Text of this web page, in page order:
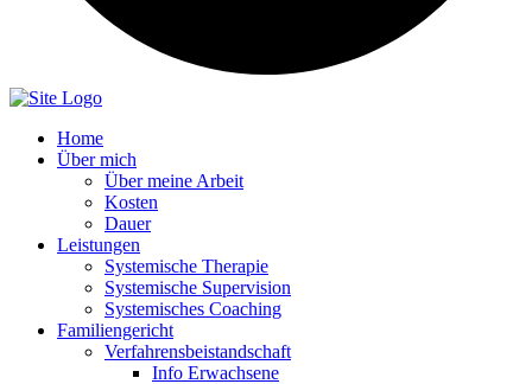
Home
Über mich
Über meine Arbeit
Kosten
Dauer
Leistungen
Systemische Therapie
Systemische Supervision
Systemisches Coaching
Familiengericht
Verfahrensbeistandschaft
Info Erwachsene